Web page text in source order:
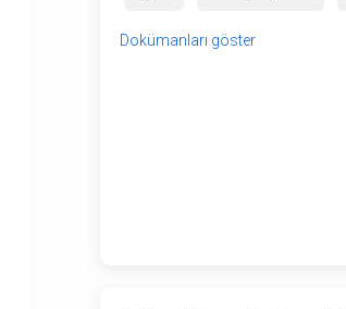
Dokümanları göster